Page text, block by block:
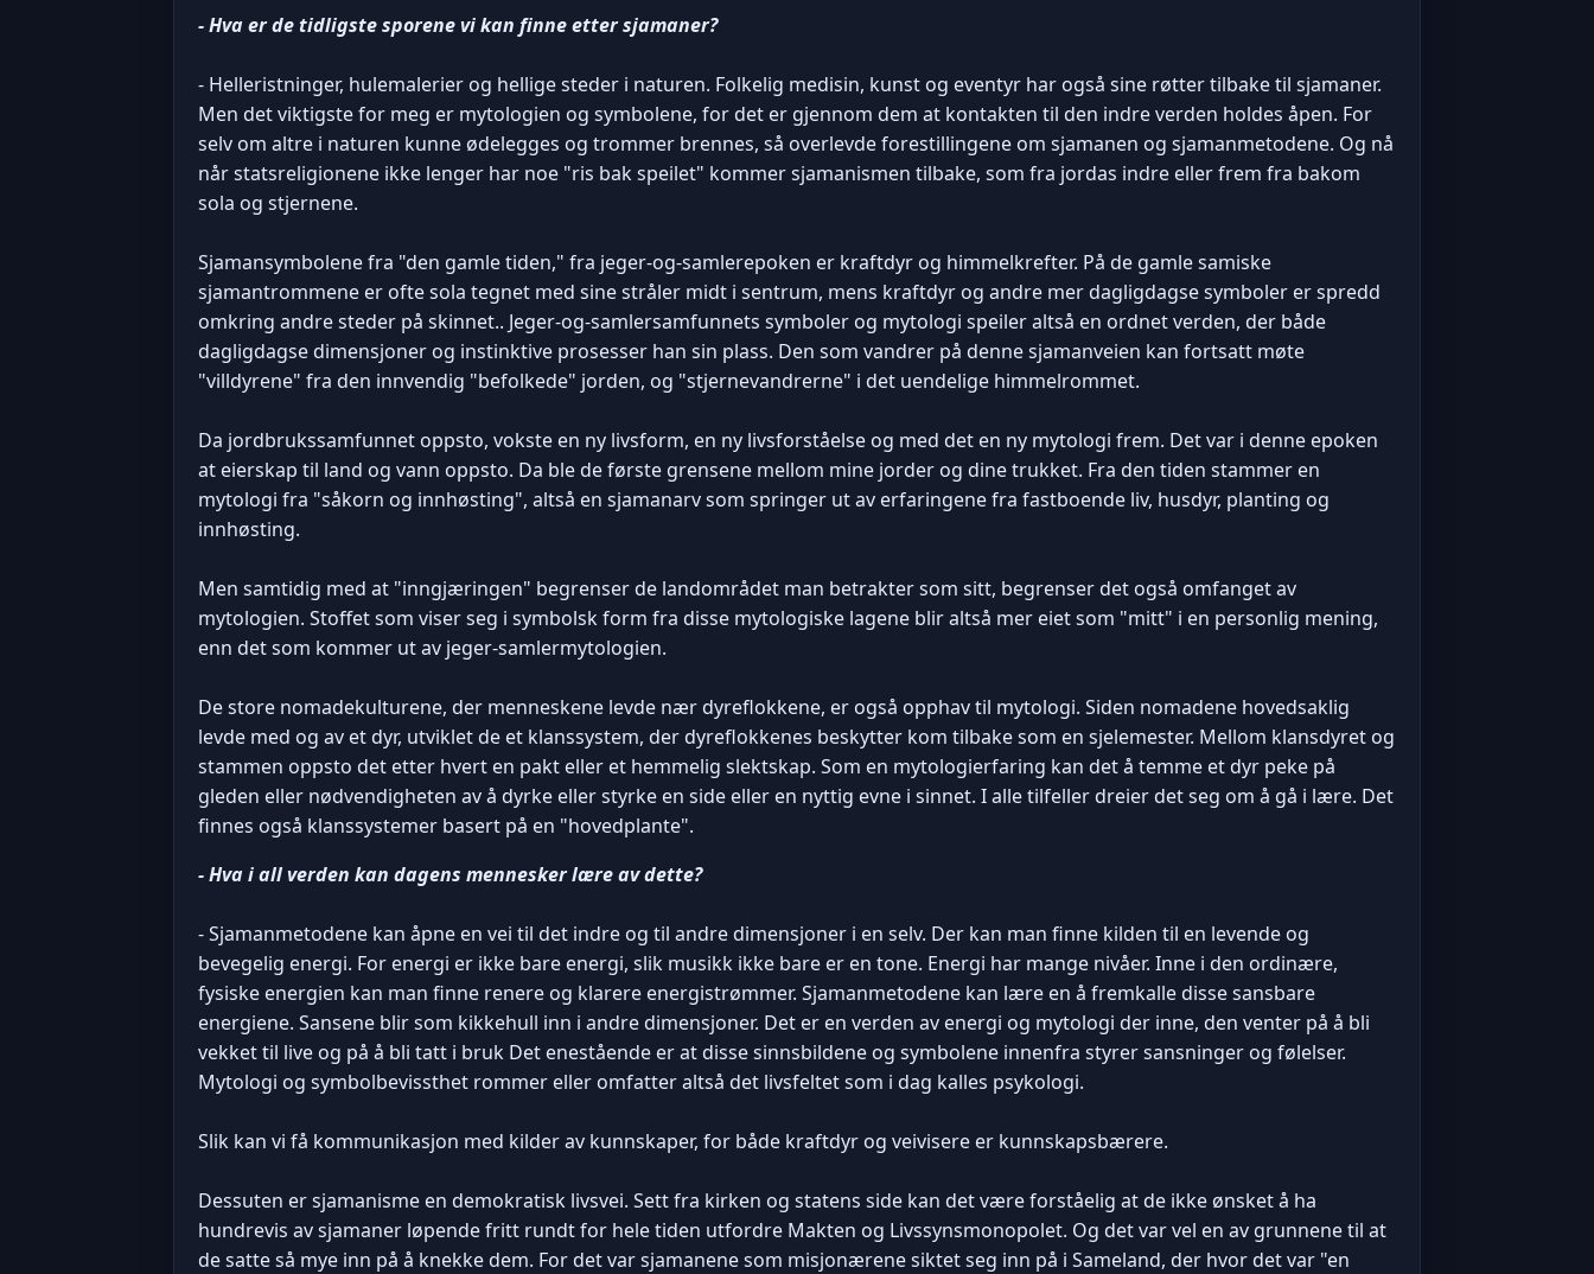
- Hva er de tidligste sporene vi kan finne etter sjamaner?
- Helleristninger, hulemalerier og hellige steder i naturen. Folkelig medisin, kunst og eventyr har også sine røtter tilbake til sjamaner.
Men det viktigste for meg er mytologien og symbolene, for det er gjennom dem at kontakten til den indre verden holdes åpen. For
selv om altre i naturen kunne ødelegges og trommer brennes, så overlevde forestillingene om sjamanen og sjamanmetodene. Og nå
når statsreligionene ikke lenger har noe "ris bak speilet" kommer sjamanismen tilbake, som fra jordas indre eller frem fra bakom
sola og stjernene.
Sjamansymbolene fra "den gamle tiden," fra jeger-og-samlerepoken er kraftdyr og himmelkrefter. På de gamle samiske
sjamantrommene er ofte sola tegnet med sine stråler midt i sentrum, mens kraftdyr og andre mer dagligdagse symboler er spredd
omkring andre steder på skinnet.. Jeger-og-samlersamfunnets symboler og mytologi speiler altså en ordnet verden, der både
dagligdagse dimensjoner og instinktive prosesser han sin plass. Den som vandrer på denne sjamanveien kan fortsatt møte
"villdyrene" fra den innvendig "befolkede" jorden, og "stjernevandrerne" i det uendelige himmelrommet.
Da jordbrukssamfunnet oppsto, vokste en ny livsform, en ny livsforståelse og med det en ny mytologi frem. Det var i denne epoken
at eierskap til land og vann oppsto. Da ble de første grensene mellom mine jorder og dine trukket. Fra den tiden stammer en
mytologi fra "såkorn og innhøsting", altså en sjamanarv som springer ut av erfaringene fra fastboende liv, husdyr, planting og
innhøsting.
Men samtidig med at "inngjæringen" begrenser de landområdet man betrakter som sitt, begrenser det også omfanget av
mytologien. Stoffet som viser seg i symbolsk form fra disse mytologiske lagene blir altså mer eiet som "mitt" i en personlig mening,
enn det som kommer ut av jeger-samlermytologien.
De store nomadekulturene, der menneskene levde nær dyreflokkene, er også opphav til mytologi. Siden nomadene hovedsaklig
levde med og av et dyr, utviklet de et klanssystem, der dyreflokkenes beskytter kom tilbake som en sjelemester. Mellom klansdyret og
stammen oppsto det etter hvert en pakt eller et hemmelig slektskap. Som en mytologierfaring kan det å temme et dyr peke på
gleden eller nødvendigheten av å dyrke eller styrke en side eller en nyttig evne i sinnet. I alle tilfeller dreier det seg om å gå i lære. Det
finnes også klanssystemer basert på en "hovedplante".
- Hva i all verden kan dagens mennesker lære av dette?
- Sjamanmetodene kan åpne en vei til det indre og til andre dimensjoner i en selv. Der kan man finne kilden til en levende og
bevegelig energi. For energi er ikke bare energi, slik musikk ikke bare er en tone. Energi har mange nivåer. Inne i den ordinære,
fysiske energien kan man finne renere og klarere energistrømmer. Sjamanmetodene kan lære en å fremkalle disse sansbare
energiene. Sansene blir som kikkehull inn i andre dimensjoner. Det er en verden av energi og mytologi der inne, den venter på å bli
vekket til live og på å bli tatt i bruk Det enestående er at disse sinnsbildene og symbolene innenfra styrer sansninger og følelser.
Mytologi og symbolbevissthet rommer eller omfatter altså det livsfeltet som i dag kalles psykologi.
Slik kan vi få kommunikasjon med kilder av kunnskaper, for både kraftdyr og veivisere er kunnskapsbærere.
Dessuten er sjamanisme en demokratisk livsvei. Sett fra kirken og statens side kan det være forståelig at de ikke ønsket å ha
hundrevis av sjamaner løpende fritt rundt for hele tiden utfordre Makten og Livssynsmonopolet. Og det var vel en av grunnene til at
de satte så mye inn på å knekke dem. For det var sjamanene som misjonærene siktet seg inn på i Sameland, der hvor det var "en